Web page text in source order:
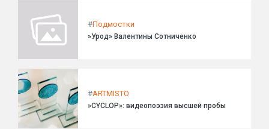
#Подмостки
»Урод» Валентины Сотниченко
#ARTMISTO
»CYCLOP»: видеопоэзия высшей пробы